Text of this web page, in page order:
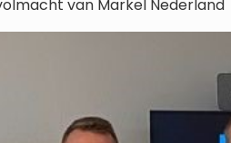
van Markel Nederland